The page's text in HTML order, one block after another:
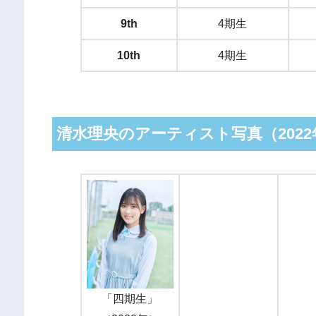
9th 4期生
10th 4期生
清水理央のアーティスト写真（2022
「四期生」